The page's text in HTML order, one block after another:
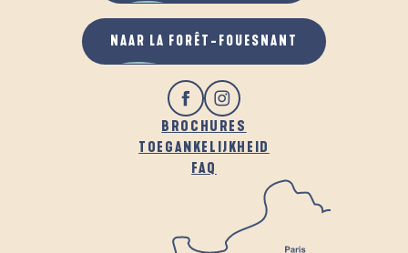
BROCHURES
TOEGANKELIJKHEID
FAQ
NAAR LA FORÊT-FOUESNANT